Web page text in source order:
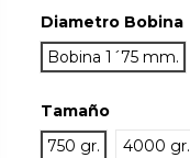
Diametro Bobina
Bobina 1´75 mm.
Tamaño
750 gr.
4000 gr.